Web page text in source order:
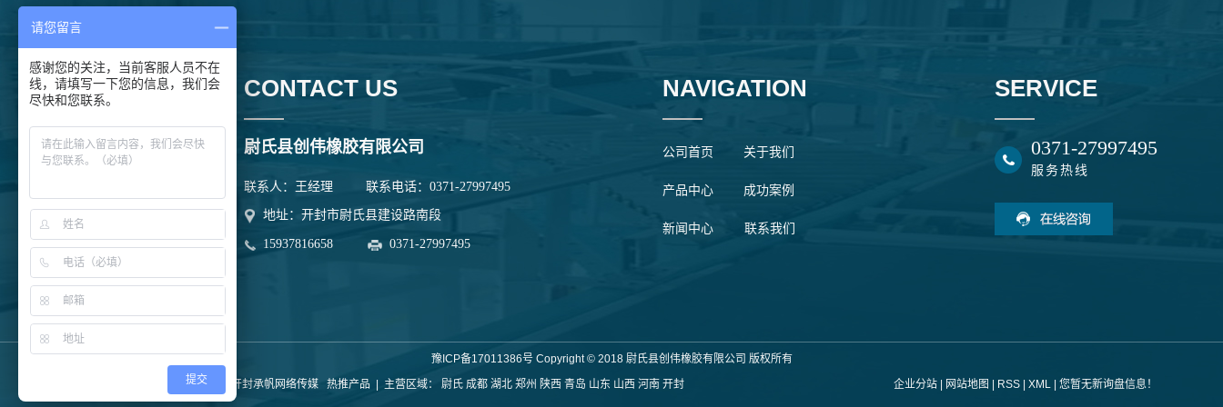
CONTACT US
尉氏县创伟橡胶有限公司
联系人：王经理 联系电话：0371-27997495
地址：开封市尉氏县建设路南段
15937816658 0371-27997495
NAVIGATION
公司首页 关于我们
产品中心 成功案例
新闻中心 联系我们
SERVICE
0371-27997495
服务热线
豫ICP备17011386号Copyright © 2018 尉氏县创伟橡胶有限公司 版权所有
技术支持： 开封承帆网络传媒 热推产品 | 主营区域： 尉氏 成都 湖北 郑州 陕西 青岛 山东 山西 河南 开封 企业分站 网站地图 RSS XML 您暂无新询盘信息！
请您留言
感谢您的关注，当前客服人员不在
线，请填写一下您的信息，我们会
尽快和您联系。
提交